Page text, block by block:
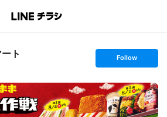
ト s
t
o
l
l
o
w
Follow